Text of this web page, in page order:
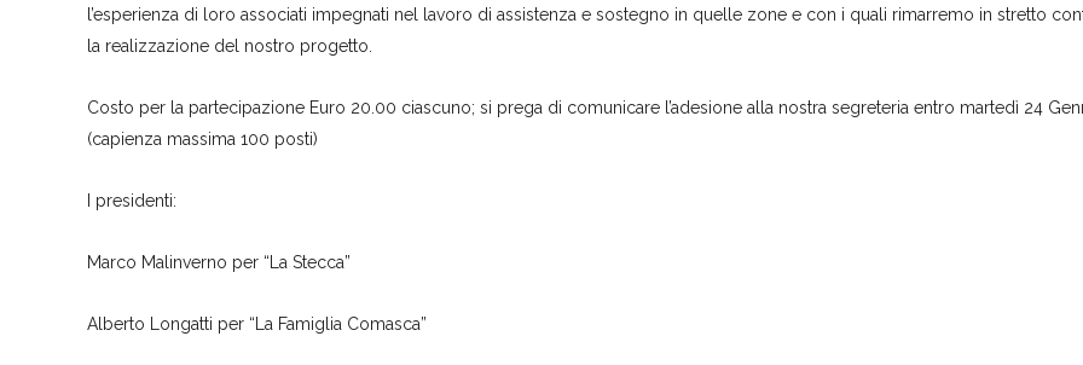
l’esperienza di loro associati impegnati nel lavoro di assistenza e sostegno in quelle zone e con i quali rimarremo in stretto
la realizzazione del nostro progetto.
Costo per la partecipazione Euro 20.00 ciascuno; si prega di comunicare l’adesione alla nostra segreteria entro martedì 24
(capienza massima 100 posti)
I presidenti:
Marco Malinverno per “La Stecca”
Alberto Longatti per “La Famiglia Comasca”